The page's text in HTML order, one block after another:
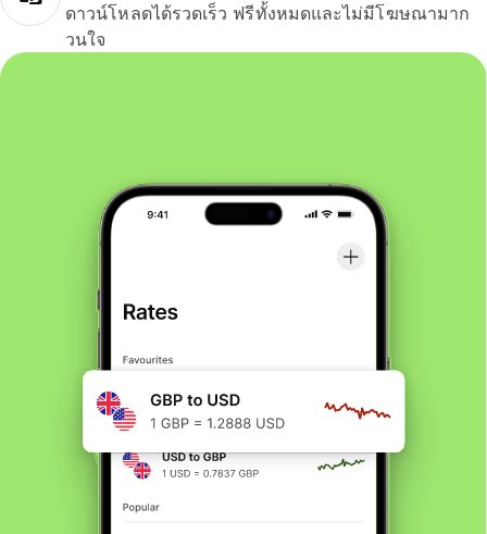
ดาวน์โหลดได้รวดเร็ว ฟรีทั้งหมดและไม่มีโฆษณามาก
วนใจ